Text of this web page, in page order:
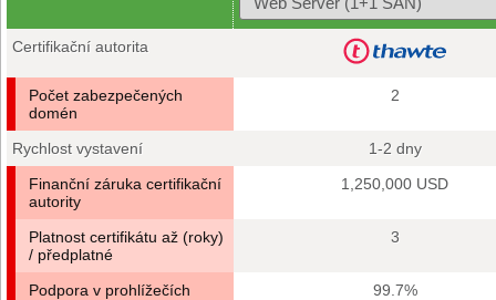
Certifikační autorita
Počet zabezpečených
domén
2
Rychlost vystavení
1-2 dny
Finanční záruka certifikační
autority
1,250,000 USD
Platnost certifikátu až (roky)
/ předplatné
3
Podpora v prohlížečích
99.7%